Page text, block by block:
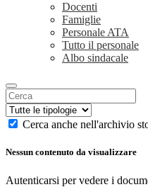
Docenti
Famiglie
Personale ATA
Tutto il personale
Albo sindacale
Cerca anche nell'archivio
Nessun contenuto da visualizzare
Autenticarsi per vedere i